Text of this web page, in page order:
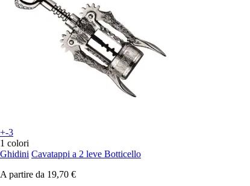
+-3
1 colori
Ghidini Cavatappi a 2 leve Botticello
A partire da 19,70 €